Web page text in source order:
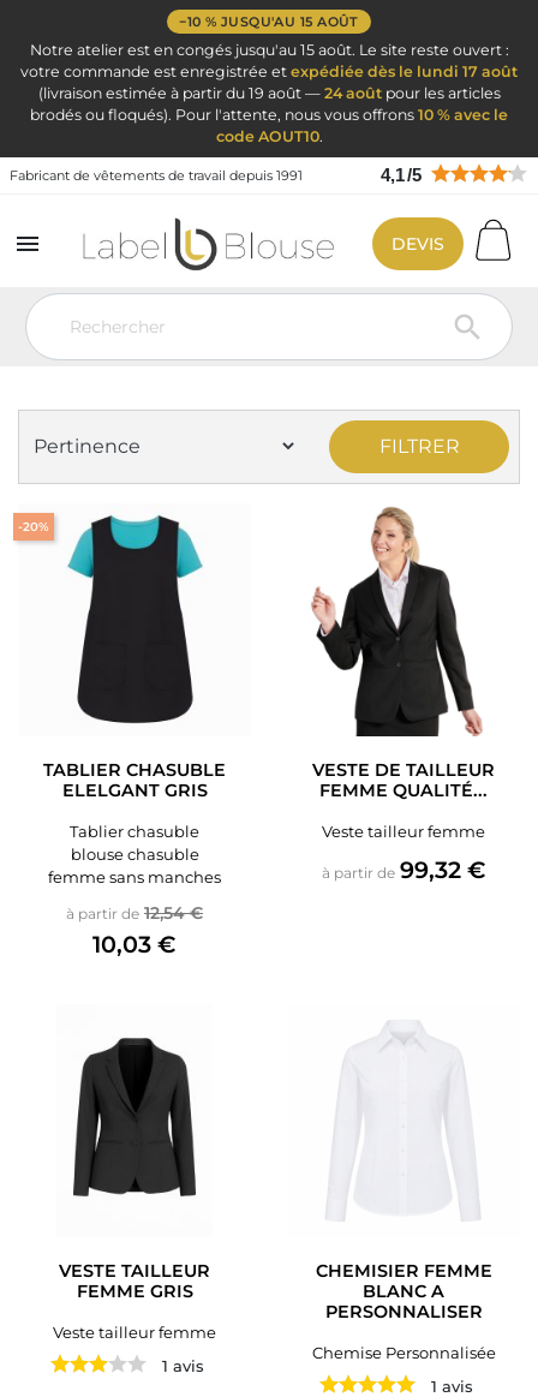
−10 % JUSQU'AU 15 AOÛT
Notre atelier est en congés jusqu'au 15 août. Le site reste ouvert :
votre commande est enregistrée et expédiée dès le lundi 17 août
(livraison estimée à partir du 19 août — 24 aoûtpour les articles
brodés ou floqués). Pour l'attente, nous vous offrons 10 % avec le
code AOUT10.
Fabricant de vêtements de travail depuis 1991 4,1/5


DEVIS
Vêtement de travail Vêtement Service Accueil & Hôtelier
Veste
VESTE TAILLEUR FEMME
FILTRER
TABLIER CHASUBLE
ELELGANT GRIS
Tablier chasuble
blouse chasuble
femme sans manches
à partir de Prix de base
12,54 €Prix
10,03 €
-20%
VESTE DE TAILLEUR
FEMME QUALITÉ...
Veste tailleur femme
à partir de Prix
99,32 €
VESTE TAILLEUR
FEMME GRIS
Veste tailleur femme
1 avis
CHEMISIER FEMME
BLANC A
PERSONNALISER
Chemise Personnalisée
1 avis